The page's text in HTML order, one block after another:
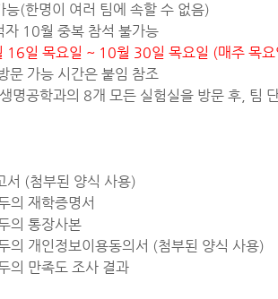
(한명이 여러 팀에 속할 수 없음)
10월 중복 참석 불가능
16일 목요일 ~ 10월 30일 목요일 (매주 목
가능 시간은 붙임 참조
명공학과의 8개 모든 실험실을 방문 후, 팀
서 (첨부된 양식 사용)
의 재학증명서
의 통장사본
의 개인정보이용동의서 (첨부된 양식 사용)
의 만족도 조사 결과